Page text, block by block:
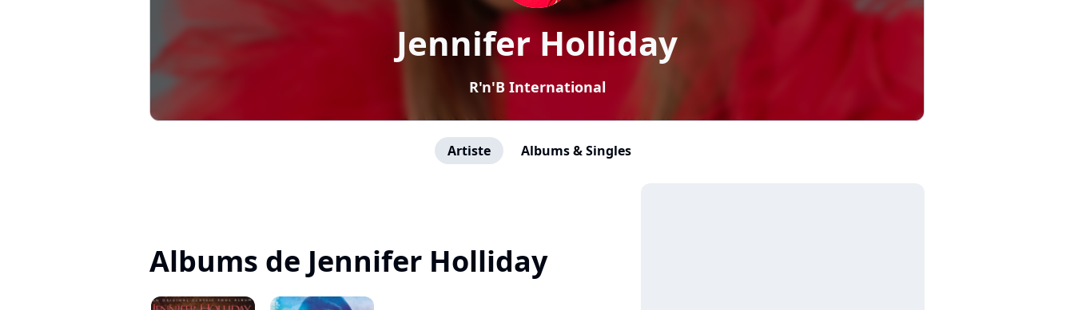
Jennifer Holliday
R'n'B International
Artiste Albums & Singles
Albums de Jennifer Holliday